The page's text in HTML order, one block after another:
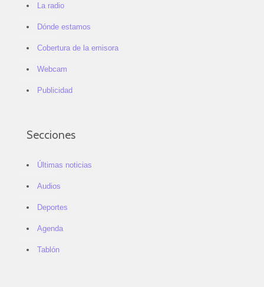
La radio
Dónde estamos
Cobertura de la emisora
Webcam
Publicidad
Secciones
Últimas noticias
Audios
Deportes
Agenda
Tablón